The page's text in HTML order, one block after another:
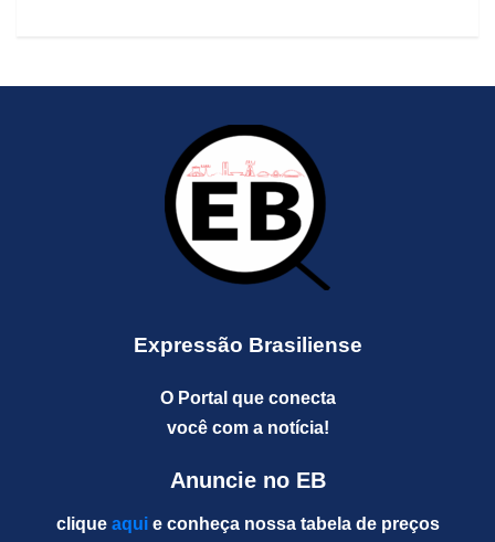
Expressão Brasiliense
O Portal que conecta
você com a notícia!
Anuncie no EB
clique aquie conheça nossa tabela de preços